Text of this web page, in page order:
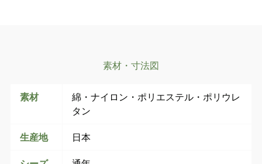
素材・寸法図
素材
綿・ナイロン・ポリエステル・ポリウレ
タン
生産地
日本